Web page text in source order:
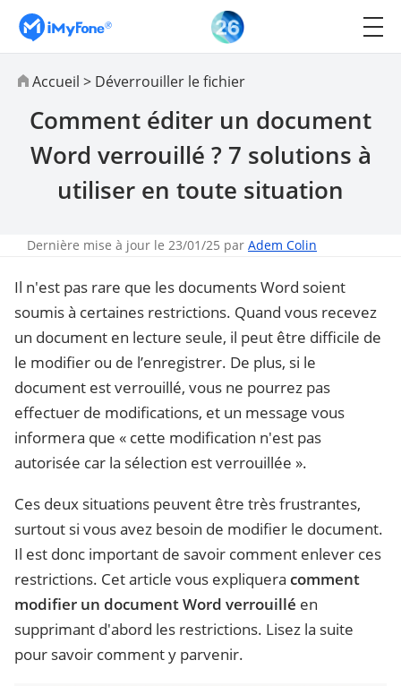
Accueil > Déverrouiller le fichier
Comment éditer un document
Word verrouillé ? 7 solutions à
utiliser en toute situation
Dernière mise à jour le 23/01/25 par Adem Colin
Il n'est pas rare que les documents Word soient
soumis à certaines restrictions. Quand vous recevez
un document en lecture seule, il peut être difficile de
le modifier ou de l’enregistrer. De plus, si le
document est verrouillé, vous ne pourrez pas
effectuer de modifications, et un message vous
informera que « cette modification n'est pas
autorisée car la sélection est verrouillée ».
Ces deux situations peuvent être très frustrantes,
surtout si vous avez besoin de modifier le document.
Il est donc important de savoir comment enlever ces
restrictions. Cet article vous expliquera comment
modifier un document Word verrouillé en
supprimant d'abord les restrictions. Lisez la suite
pour savoir comment y parvenir.